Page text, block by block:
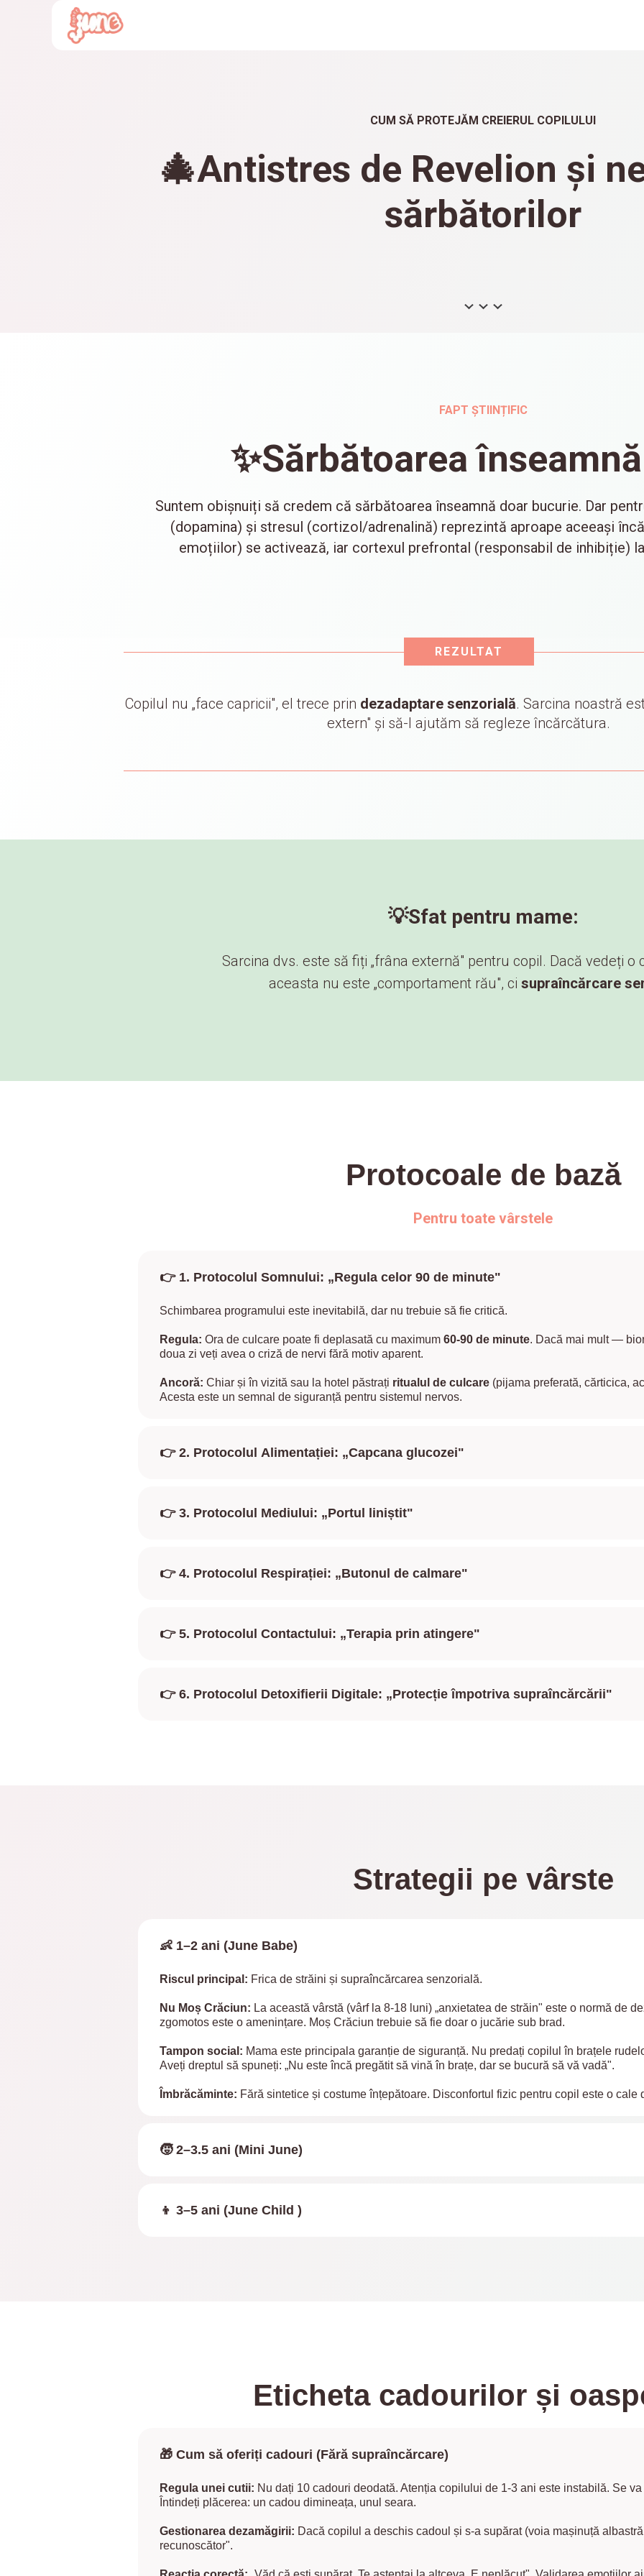
CUM SĂ PROTEJĂM CREIERUL COPILULUI
🎄Antistres de Revelion și
sărbătorilor
FAPT ȘTIINȚIFIC
✨Sărbătoarea
Suntem obișnuiți să credem că sărbătoarea înseamnă doar bucurie. Dar
(dopamina) și stresul (cortizol/adrenalină) reprezintă aproape aceeași
emoțiilor) se activează, iar cortexul prefrontal (responsabil de inhibiție)
REZULTAT
Copilul nu „face capricii", el trece prin dezadaptare senzorială. Sarcina noastră
extern" și să-l ajutăm să regleze încărcătura.
💡Sfat pentru mame:
Sarcina dvs. este să fiți „frâna externă" pentru copil. Dacă vedeți o
aceasta nu este „comportament rău", ci supraîncărcare
Protocoale de bază
Pentru toate vârstele
👉 1. Protocolul Somnului: „Regula celor 90 de minute"
Schimbarea programului este inevitabilă, dar nu trebuie să fie critică.
Regula: Ora de culcare poate fi deplasată cu maximum 60-90 de minute. Dacă mai mult —
doua zi veți avea o criză de nervi fără motiv aparent.
Ancoră: Chiar și în vizită sau la hotel păstrați ritualul de culcare (pijama preferată, cărticica,
Acesta este un semnal de siguranță pentru sistemul nervos.
👉 2. Protocolul Alimentației: „Capcana glucozei"
👉 3. Protocolul Mediului: „Portul liniștit"
👉 4. Protocolul Respirației: „Butonul de calmare"
👉 5. Protocolul Contactului: „Terapia prin atingere"
👉 6. Protocolul Detoxifierii Digitale: „Protecție împotriva supraîncărcării"
Strategii pe vârste
👶 1–2 ani (June Babe)
Riscul principal: Frica de străini și supraîncărcarea senzorială.
Nu Moș Crăciun: La această vârstă (vârf la 8-18 luni) „anxietatea de străin" este o normă de
zgomotos este o amenințare. Moș Crăciun trebuie să fie doar o jucărie sub brad.
Tampon social: Mama este principala garanție de siguranță. Nu predați copilul în brațele
Aveți dreptul să spuneți: „Nu este încă pregătit să vină în brațe, dar se bucură să vă vadă".
Îmbrăcăminte: Fără sintetice și costume înțepătoare. Disconfortul fizic pentru copil este o cale
🧒 2–3.5 ani (Mini June)
👦 3–5 ani (June Child )
Eticheta cadourilor și
🎁 Cum să oferiți cadouri (Fără supraîncărcare)
Regula unei cutii: Nu dați 10 cadouri deodată. Atenția copilului de 1-3 ani este instabilă. Se
Întindeți plăcerea: un cadou dimineața, unul seara.
Gestionarea dezamăgirii: Dacă copilul a deschis cadoul și s-a supărat (voia mașinuță
recunoscător".